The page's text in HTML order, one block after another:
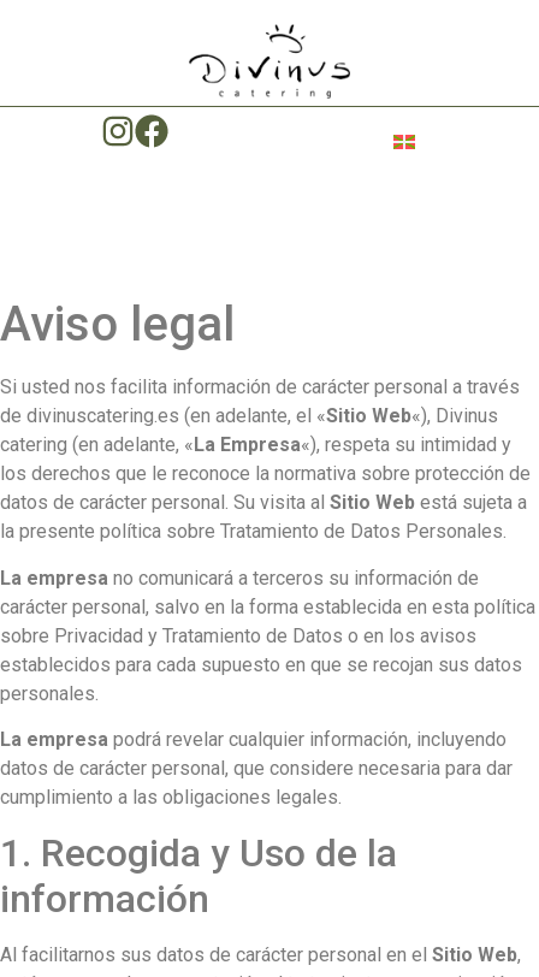
Aviso legal
Si usted nos facilita información de carácter personal a través
de divinuscatering.es (en adelante, el «Sitio Web«), Divinus
catering (en adelante, « La Empresa«), respeta su intimidad y
los derechos que le reconoce la normativa sobre protección de
datos de carácter personal. Su visita al Sitio Web está sujeta a
la presente política sobre Tratamiento de Datos Personales.
La empresa no comunicará a terceros su información de
carácter personal, salvo en la forma establecida en esta política
sobre Privacidad y Tratamiento de Datos o en los avisos
establecidos para cada supuesto en que se recojan sus datos
personales.
La empresa podrá revelar cualquier información, incluyendo
datos de carácter personal, que considere necesaria para dar
cumplimiento a las obligaciones legales.
1. Recogida y Uso de la
información
Al facilitarnos sus datos de carácter personal en el Sitio Web,